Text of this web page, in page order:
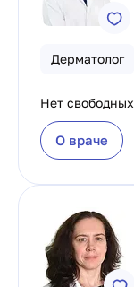
Дерматолог
Нет
О враче